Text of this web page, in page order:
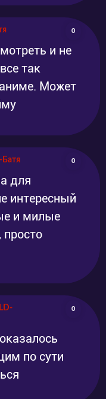
0
и не
так
Может
Батя 0
для
интересный
и милые
просто
0
по сути